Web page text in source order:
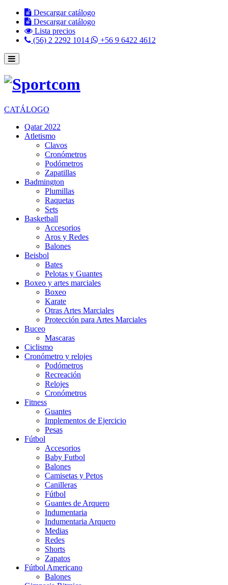
Descargar catálogo
Descargar catálogo
Lista precios
(56) 2 2292 1014
+56 9 6422 4612
CATÁLOGO
Qatar 2022
Atletismo
Clavos
Cronómetros
Podómetros
Zapatillas
Badmington
Plumillas
Raquetas
Sets
Basketball
Accesorios
Aros y Redes
Balones
Beisbol
Bates
Pelotas y Guantes
Boxeo y artes marciales
Boxeo
Karate
Otras Artes Marciales
Protección para Artes Marciales
Buceo
Mascaras
Ciclismo
Cronómetro y relojes
Podómetros
Recreación
Relojes
Cronómetros
Fitness
Guantes
Implementos de Ejercicio
Pesas
Fútbol
Accesorios
Baby Futbol
Balones
Camisetas y Petos
Canilleras
Fútbol
Guantes de Arquero
Indumentaria
Indumentaria Arquero
Medias
Redes
Shorts
Zapatos
Fútbol Americano
Balones